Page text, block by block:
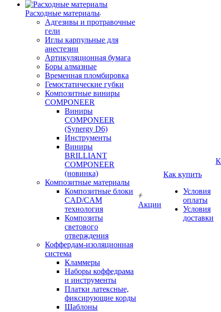
Расходные материалы
Адгезивы и протравочные
гели
Иглы карпульные для
анестезии
Артикуляционная бумага
Боры алмазные
Временная пломбировка
Гемостатические губки
Композитные виниры
COMPONEER
Виниры
COMPONEER
(Synergy D6)
Инструменты
Виниры
BRILLIANT
COMPONEER
(новинка)
Композитные материалы
Композитные блоки
CAD/СAM
технология
Композиты
светового
отверждения
Коффердам-изоляционная
система
Кламмеры
Наборы коффедрама
и инструменты
Платки латексные,
фиксирующие корды
Шаблоны
Акции
Как купить
Условия
оплаты
Условия
доставки